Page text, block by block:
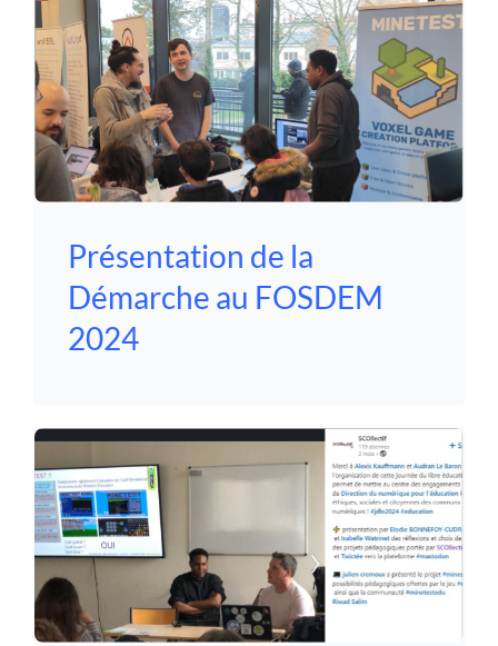
Présentation de la
Démarche au FOSDEM
2024